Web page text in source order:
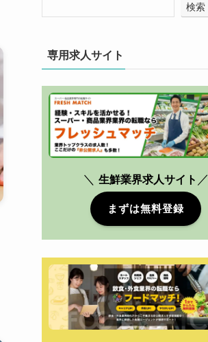
検索
専用求人サイト
＼ 生鮮業界求人サイト ／
まずは無料登録